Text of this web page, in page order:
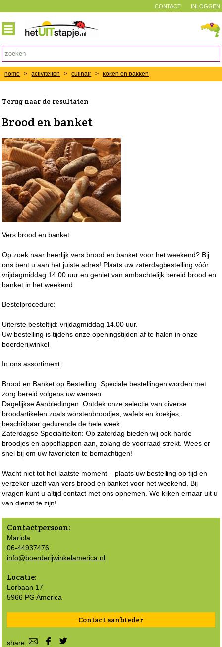
INLOGGEN
CONTACT
home > activiteiten > culinair > koken en bakken
Terug naar de resultaten
Brood en banket
Vers brood en banket
Op zoek naar heerlijk vers brood en banket voor het weekend? Bij
ons bent u aan het juiste adres! Plaats uw zaterdagbestelling vóór
vrijdagmiddag 14.00 uur en geniet van ambachtelijk bereid brood en
banket in het weekend.
Bestelprocedure:
Uiterste besteltijd: vrijdagmiddag 14.00 uur.
Uw bestelling is tijdens onze openingstijden af te halen in onze
boerderijwinkel
In ons assortiment:
Brood en Banket op Bestelling: Speciale bestellingen worden met
zorg bereid volgens uw wensen.
Dagelijkse Aanbiedingen: Ontdek onze selectie van diverse
broodartikelen zoals worstenbroodjes, wafels en koekjes,
beschikbaar gedurende de hele week.
Zaterdagse Specialiteiten: Op zaterdag bieden wij ook harde
broodjes en appelflappen aan, zolang de voorraad strekt. Wees er
snel bij om uw favorieten te bemachtigen!
Wacht niet tot het laatste moment – plaats uw bestelling op tijd en
verzeker uzelf van vers brood en banket voor het weekend. Bij
vragen kunt u altijd contact met ons opnemen. We kijken ernaar uit u
van dienst te zijn!
Contactpersoon:
Mariola
06-44937476
info@boerderijwinkelamerica.nl
Locatie:
Lorbaan 17
5966 PG America
Contact aanbieder
share: